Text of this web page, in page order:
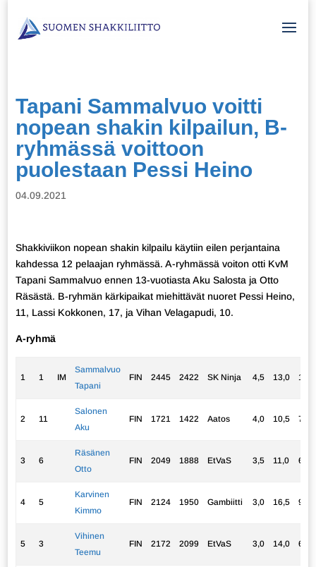
Tapani Sammalvuo voitti
nopean shakin kilpailun, B-
ryhmässä voittoon
puolestaan Pessi Heino
04.09.2021
Shakkiviikon nopean shakin kilpailu käytiin eilen perjantaina
kahdessa 12 pelaajan ryhmässä. A-ryhmässä voiton otti KvM
Tapani Sammalvuo ennen 13-vuotiasta Aku Salosta ja Otto
Räsästä. B-ryhmän kärkipaikat miehittävät nuoret Pessi Heino,
11, Lassi Kokkonen, 17, ja Vihan Velagapudi, 10.
A-ryhmä
1 1 IM
Sammalvuo
Tapani
FIN 2445 2422 SK Ninja 4,5 13,0
2 11
Salonen
Aku
FIN 1721 1422 Aatos 4,0 10,5 7,50
3 6
Räsänen
Otto
FIN 2049 1888 EtVaS 3,5 11,0 6,75
4 5
Karvinen
Kimmo
FIN 2124 1950 Gambiitti 3,0 16,5 9,50
5 3
Vihinen
Teemu
FIN 2172 2099 EtVaS 3,0 14,0 6,50